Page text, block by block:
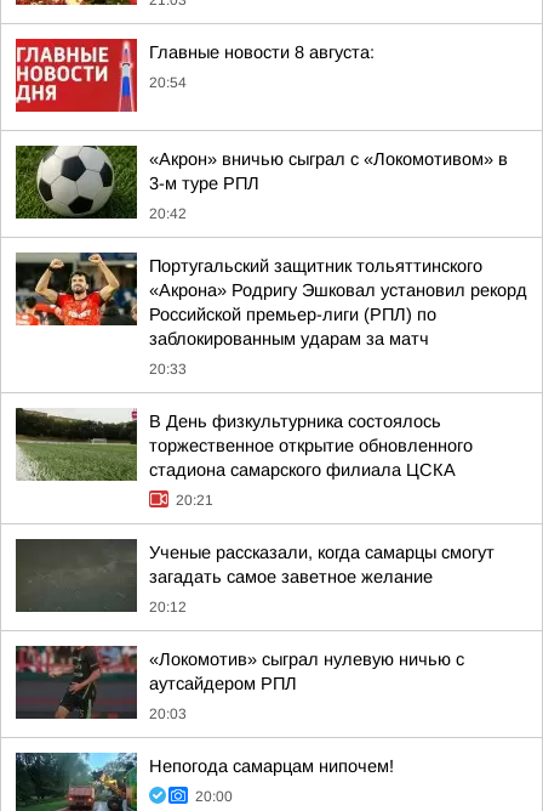
Главные новости 8 августа:
20:54
«Акрон» вничью сыграл с «Локомотивом» в
3-м туре РПЛ
20:42
Португальский защитник тольяттинского
«Акрона» Родригу Эшковал установил рекорд
Российской премьер-лиги (РПЛ) по
заблокированным ударам за матч
20:33
В День физкультурника состоялось
торжественное открытие обновленного
стадиона самарского филиала ЦСКА
20:21
Ученые рассказали, когда самарцы смогут
загадать самое заветное желание
20:12
«Локомотив» сыграл нулевую ничью с
аутсайдером РПЛ
20:03
Непогода самарцам нипочем!
20:00